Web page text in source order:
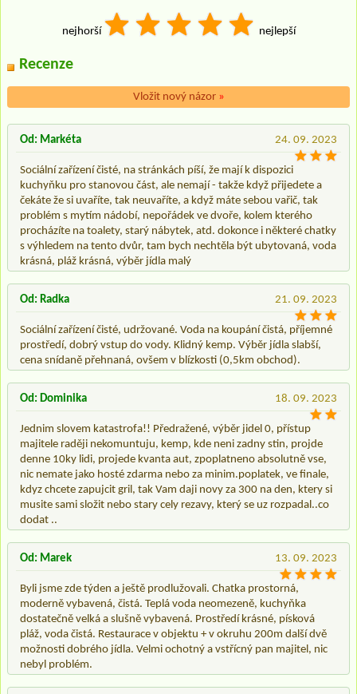
nejhorší nejlepší
Recenze
Vložit nový názor »
24. 09. 2023
Od: Markéta
Sociální zařízení čisté, na stránkách píší, že mají k dispozici
kuchyňku pro stanovou část, ale nemají - takže když přijedete a
čekáte že si uvaříte, tak neuvaříte, a když máte sebou vařič, tak
problém s mytím nádobí, nepořádek ve dvoře, kolem kterého
procházíte na toalety, starý nábytek, atd. dokonce i některé chatky
s výhledem na tento dvůr, tam bych nechtěla být ubytovaná, voda
krásná, pláž krásná, výběr jídla malý
21. 09. 2023
Od: Radka
Sociální zařízení čisté, udržované. Voda na koupání čistá, příjemné
prostředí, dobrý vstup do vody. Klidný kemp. Výběr jídla slabší,
cena snídaně přehnaná, ovšem v blízkosti (0,5km obchod).
18. 09. 2023
Od: Dominika
Jednim slovem katastrofa!! Předražené, výběr jidel 0, přístup
majitele raději nekomuntuju, kemp, kde neni zadny stin, projde
denne 10ky lidi, projede kvanta aut, zpoplatneno absolutně vse,
nic nemate jako hosté zdarma nebo za minim.poplatek, ve finale,
kdyz chcete zapujcit gril, tak Vam daji novy za 300 na den, ktery si
musite sami složit nebo stary cely rezavy, který se uz rozpadal..co
dodat ..
13. 09. 2023
Od: Marek
Byli jsme zde týden a ještě prodlužovali. Chatka prostorná,
moderně vybavená, čistá. Teplá voda neomezeně, kuchyňka
dostatečně velká a slušně vybavená. Prostředí krásné, písková
pláž, voda čistá. Restaurace v objektu + v okruhu 200m další dvě
možnosti dobrého jídla. Velmi ochotný a vstřícný pan majitel, nic
nebyl problém.